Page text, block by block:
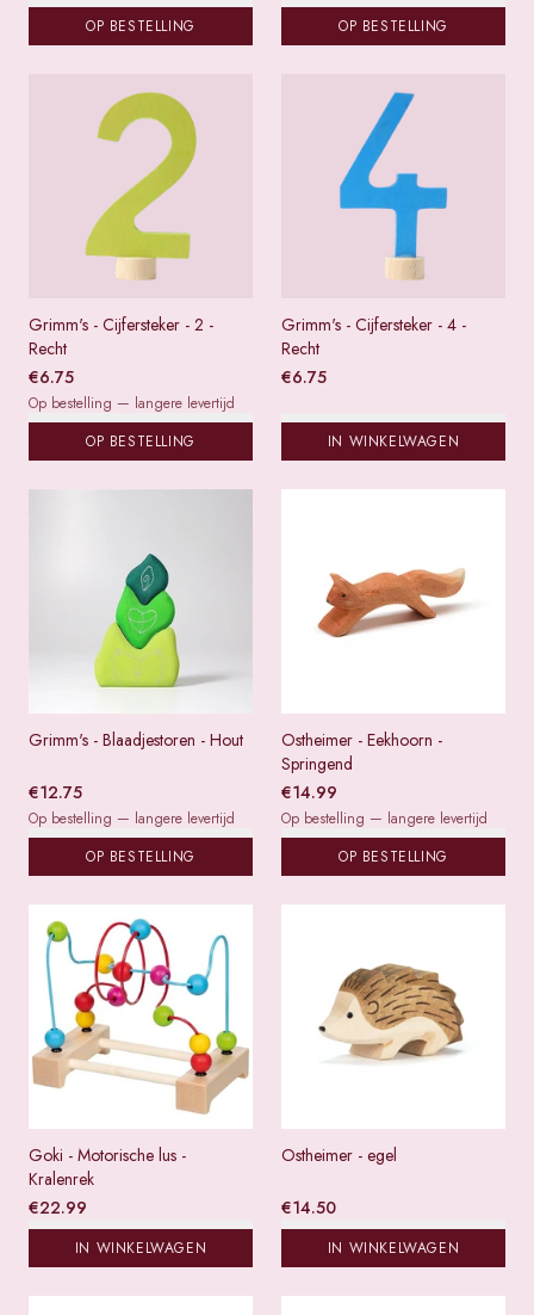
OP BESTELLING
OP BESTELLING
Grimm's - Cijfersteker - 2 -
Recht
€6.75
Op bestelling — langere levertijd
OP BESTELLING
Grimm's - Cijfersteker - 4 -
Recht
€6.75
IN WINKELWAGEN
Grimm's - Blaadjestoren - Hout
€12.75
Op bestelling — langere levertijd
OP BESTELLING
Ostheimer - Eekhoorn -
Springend
€14.99
Op bestelling — langere levertijd
OP BESTELLING
Goki - Motorische lus -
Kralenrek
€22.99
IN WINKELWAGEN
Ostheimer - egel
€14.50
IN WINKELWAGEN